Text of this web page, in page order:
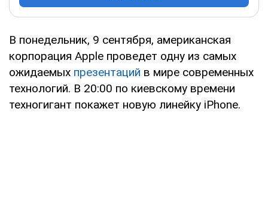
В понедельник, 9 сентября, американская
корпорация Apple проведет одну из самых
ожидаемых презентаций в мире современных
технологий. В 20:00 по киевскому времени
техногигант покажет новую линейку iPhone.